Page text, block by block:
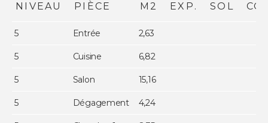
NIVEAU PIÈCE M2 EXP. SOL
5 Entrée 2,63
5 Cuisine 6,82
5 Salon 15,16
5 Dégagement 4,24